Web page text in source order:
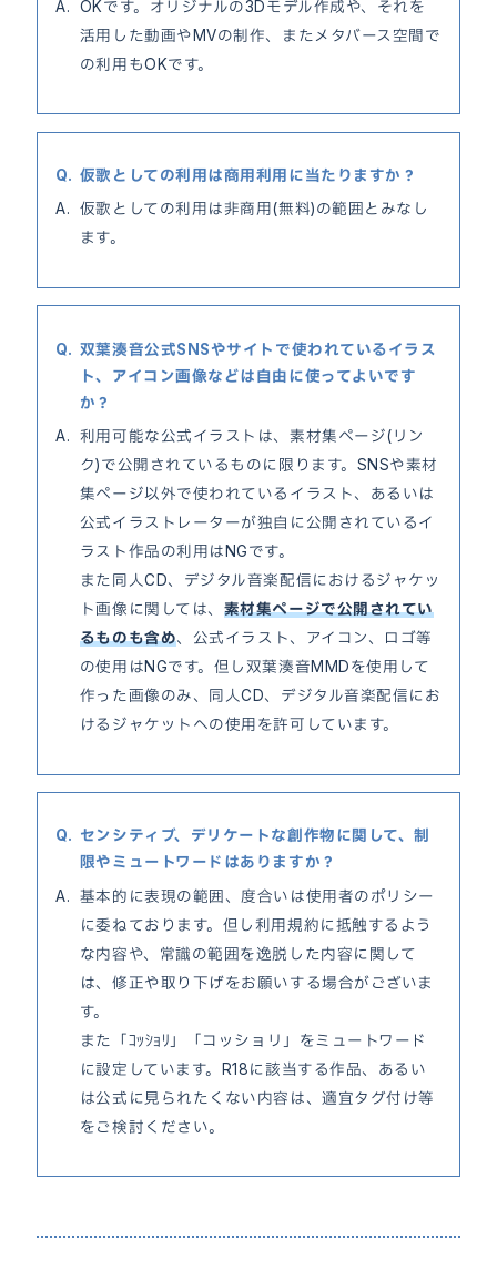
OKです。オリジナルの3Dモデル作成や、それを
活用した動画やMVの制作、またメタバース空間で
の利用もOKです。
仮歌としての利用は商用利用に当たりますか？
仮歌としての利用は非商用(無料)の範囲とみなし
ます。
双葉湊音公式SNSやサイトで使われているイラス
ト、アイコン画像などは自由に使ってよいです
か？
利用可能な公式イラストは、素材集ページ(リン
ク)で公開されているものに限ります。SNSや素材
集ページ以外で使われているイラスト、あるいは
公式イラストレーターが独自に公開されているイ
ラスト作品の利用はNGです。
また同人CD、デジタル音楽配信におけるジャケッ
ト画像に関しては、 素材集ページで公開されてい
るものも含め、公式イラスト、アイコン、ロゴ等
の使用はNGです。但し双葉湊音MMDを使用して
作った画像のみ、同人CD、デジタル音楽配信にお
けるジャケットへの使用を許可しています。
センシティブ、デリケートな創作物に関して、制
限やミュートワードはありますか？
基本的に表現の範囲、度合いは使用者のポリシー
に委ねております。但し利用規約に抵触するよう
な内容や、常識の範囲を逸脱した内容に関して
は、修正や取り下げをお願いする場合がございま
す。
また「ｺｯｼｮﾘ」「コッショリ」をミュートワード
に設定しています。R18に該当する作品、あるい
は公式に見られたくない内容は、適宜タグ付け等
をご検討ください。